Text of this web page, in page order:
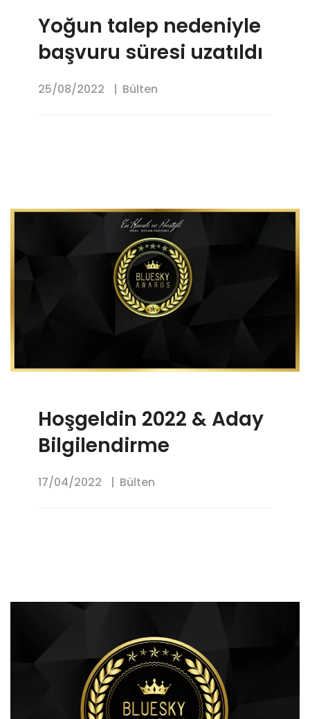
Yoğun talep nedeniyle
başvuru süresi uzatıldı
25/08/2022 Bülten
Hoşgeldin 2022 & Aday
Bilgilendirme
17/04/2022 Bülten